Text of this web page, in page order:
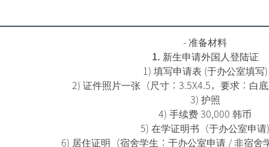
- 准备材料
1. 新生申请外国人登陆证
1) 填写申请表 (于办公室填写)
2) 证件照片一张（尺寸：3.5X4.5，要求：白
3) 护照
4) 手续费 30,000 韩币
5) 在学证明书（于办公室申请
6) 居住证明（宿舍学生：于办公室申请 / 非宿舍